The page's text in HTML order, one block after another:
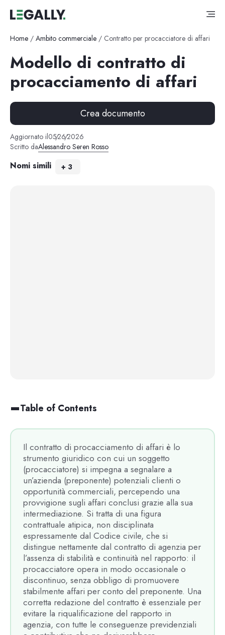
Home / Ambito commerciale / Contratto per procacciatore di affari
Modello di contratto di
procacciamento di affari
Crea documento
Aggiornato il05/26/2026
Scritto daAlessandro Seren Rosso
Nomi simili + 3
Il contratto di procacciamento di affari è lo
strumento giuridico con cui un soggetto
(procacciatore) si impegna a segnalare a
un’azienda (preponente) potenziali clienti o
opportunità commerciali, percependo una
provvigione sugli affari conclusi grazie alla sua
intermediazione. Si tratta di una figura
contrattuale atipica, non disciplinata
espressamente dal Codice civile, che si
distingue nettamente dal contratto di agenzia per
l’assenza di stabilità e continuità nel rapporto: il
procacciatore opera in modo occasionale o
discontinuo, senza obbligo di promuovere
stabilmente affari per conto del preponente. Una
corretta redazione del contratto è essenziale per
evitare la riqualificazione del rapporto in
agenzia, con tutte le conseguenze previdenziali
Table of Contents